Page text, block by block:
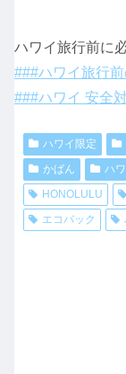
ハワイ旅行前に
###ハワイ旅行
###ハワイ 安全
ハワイ限定
かばん
ハ
HONOLULU
エコバック